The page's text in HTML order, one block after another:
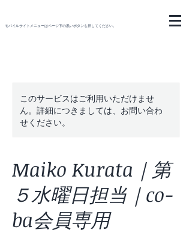
モバイルサイトメニューはページ下の黒いボタンを押してください。
このサービスはご利用いただけませ
ん。詳細につきましては、お問い合わ
せください。
Maiko Kurata｜第
５水曜日担当｜co-
ba会員専用